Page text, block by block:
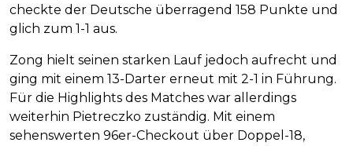
checkte der Deutsche überragend 158 Punkte und
glich zum 1-1 aus.
Zong hielt seinen starken Lauf jedoch aufrecht und
ging mit einem 13-Darter erneut mit 2-1 in Führung.
Für die Highlights des Matches war allerdings
weiterhin Pietreczko zuständig. Mit einem
sehenswerten 96er-Checkout über Doppel-18,